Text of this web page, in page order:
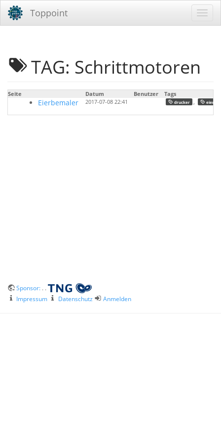
Toppoint
TAG: Schrittmotoren
Seite Datum Benutzer Tags
Eierbemaler 2017-07-08 22:41 drucker eier
Sponsor: . .
Impressum
Datenschutz Anmelden